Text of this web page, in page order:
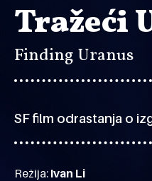
Tražeći
Finding Uranus
SF film odrastanja o
Režija: Ivan Li